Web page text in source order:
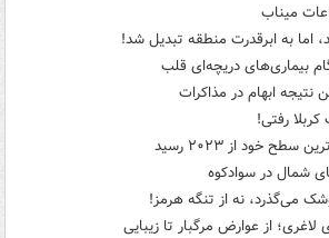
اما به ابرقدرت منطقه تبدیل شد!
بیماری‌های دریچه‌ای قلب
ابهام در مذاکرات
کربلا رفتی!
خود از ۲۰۲۳ رسید
شمال در سوادکوه
می‌گذرد، نه از تنگه هرمز!
لاغری؛ از عوارض مرگبار تا زیبایی